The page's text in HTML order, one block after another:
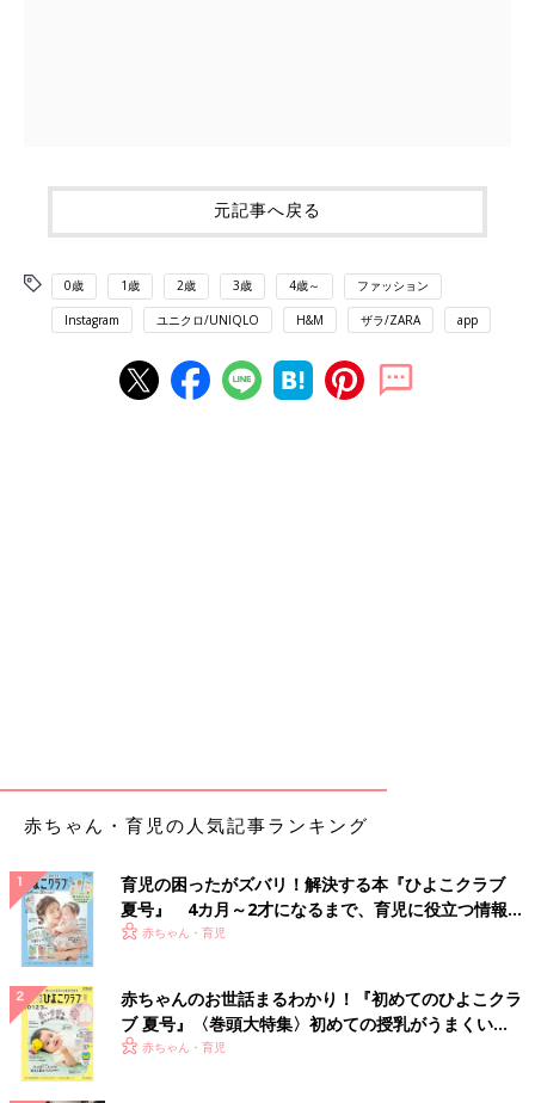
元記事へ戻る
0歳 1歳 2歳 3歳 4歳～ ファッション
Instagram ユニクロ/UNIQLO H&M ザラ/ZARA app
赤ちゃん・育児の人気記事ランキング
育児の困ったがズバリ！解決する本『ひよこクラブ
夏号』 4カ月～2才になるまで、育児に役立つ情報が
いっぱい！
赤ちゃん・育児
赤ちゃんのお世話まるわかり！『初めてのひよこクラ
ブ 夏号』〈巻頭大特集〉初めての授乳がうまくい
く！ おっぱい・ミルクの基本と夏のトラブル 解決テ
赤ちゃん・育児